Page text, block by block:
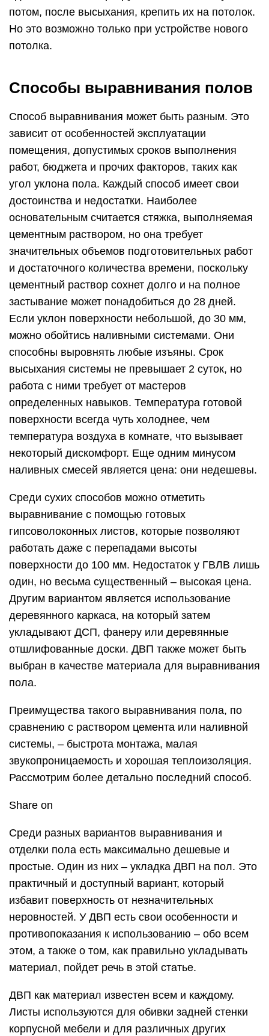
потом, после высыхания, крепить их на потолок.
Но это возможно только при устройстве нового
потолка.
Способы выравнивания полов
Способ выравнивания может быть разным. Это
зависит от особенностей эксплуатации
помещения, допустимых сроков выполнения
работ, бюджета и прочих факторов, таких как
угол уклона пола. Каждый способ имеет свои
достоинства и недостатки. Наиболее
основательным считается стяжка, выполняемая
цементным раствором, но она требует
значительных объемов подготовительных работ
и достаточного количества времени, поскольку
цементный раствор сохнет долго и на полное
застывание может понадобиться до 28 дней.
Если уклон поверхности небольшой, до 30 мм,
можно обойтись наливными системами. Они
способны выровнять любые изъяны. Срок
высыхания системы не превышает 2 суток, но
работа с ними требует от мастеров
определенных навыков. Температура готовой
поверхности всегда чуть холоднее, чем
температура воздуха в комнате, что вызывает
некоторый дискомфорт. Еще одним минусом
наливных смесей является цена: они недешевы.
Среди сухих способов можно отметить
выравнивание с помощью готовых
гипсоволоконных листов, которые позволяют
работать даже с перепадами высоты
поверхности до 100 мм. Недостаток у ГВЛВ лишь
один, но весьма существенный – высокая цена.
Другим вариантом является использование
деревянного каркаса, на который затем
укладывают ДСП, фанеру или деревянные
отшлифованные доски. ДВП также может быть
выбран в качестве материала для выравнивания
пола.
Преимущества такого выравнивания пола, по
сравнению с раствором цемента или наливной
системы, – быстрота монтажа, малая
звукопроницаемость и хорошая теплоизоляция.
Рассмотрим более детально последний способ.
Share on
Среди разных вариантов выравнивания и
отделки пола есть максимально дешевые и
простые. Один из них – укладка ДВП на пол. Это
практичный и доступный вариант, который
избавит поверхность от незначительных
неровностей. У ДВП есть свои особенности и
противопоказания к использованию – обо всем
этом, а также о том, как правильно укладывать
материал, пойдет речь в этой статье.
ДВП как материал известен всем и каждому.
Листы используются для обивки задней стенки
корпусной мебели и для различных других